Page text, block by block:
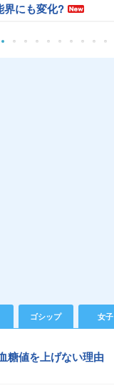
界にも変化?
ゴシップ 女子
糖値を上げない理由